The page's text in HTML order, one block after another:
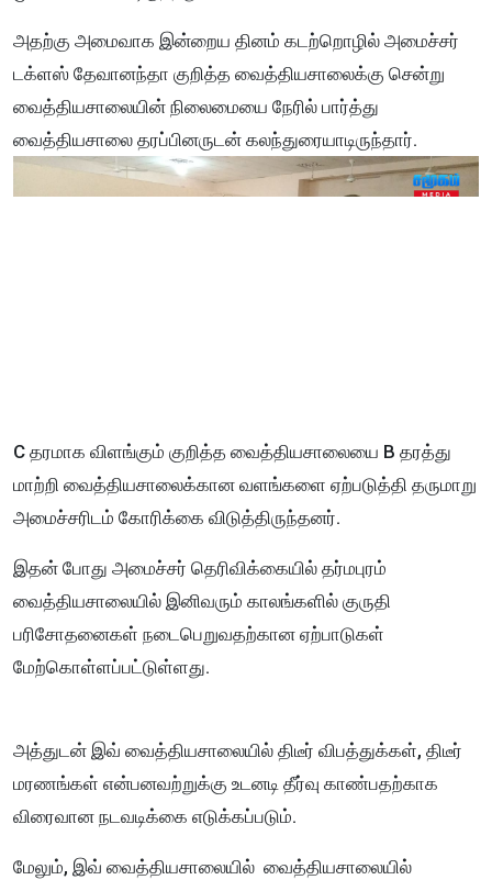
அதற்கு அமைவாக இன்றைய தினம் கடற்றொழில் அமைச்சர்
டக்ளஸ் தேவானந்தா குறித்த வைத்தியசாலைக்கு சென்று
வைத்தியசாலையின் நிலைமையை நேரில் பார்த்து
வைத்தியசாலை தரப்பினருடன் கலந்துரையாடிருந்தார்.
C தரமாக விளங்கும் குறித்த வைத்தியசாலையை B தரத்து
மாற்றி வைத்தியசாலைக்கான வளங்களை ஏற்படுத்தி தருமாறு
அமைச்சரிடம் கோரிக்கை விடுத்திருந்தனர்.
இதன் போது அமைச்சர் தெரிவிக்கையில் தர்மபுரம்
வைத்தியசாலையில் இனிவரும் காலங்களில் குருதி
பரிசோதனைகள் நடைபெறுவதற்கான ஏற்பாடுகள்
மேற்கொள்ளப்பட்டுள்ளது.
அத்துடன் இவ் வைத்தியசாலையில் திடீர் விபத்துக்கள், திடீர்
மரணங்கள் என்பனவற்றுக்கு உடனடி தீர்வு காண்பதற்காக
விரைவான நடவடிக்கை எடுக்கப்படும்.
மேலும், இவ் வைத்தியசாலையில் வைத்தியசாலையில்